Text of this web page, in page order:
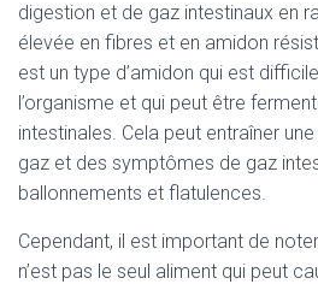
digestion et de gaz intestinaux en
élevée en fibres et en amidon
est un type d’amidon qui est
l’organisme et qui peut être
intestinales. Cela peut entraîner
gaz et des symptômes de gaz
ballonnements et flatulences.
Cependant, il est important de
n’est pas le seul aliment qui peut